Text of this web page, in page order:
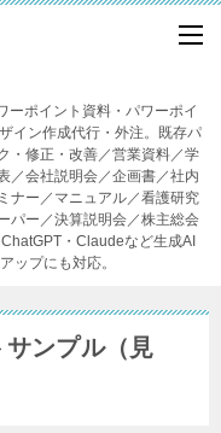
ーポイント資料・パワーポイ
イン作成代行・外注。既存パ
・修正・改善／営業資料／学
／会社説明会／企画書／社内
ナー／マニュアル／看護研究
パー／決算説明会／株主総会
・Claudeなど生成AI
ップにも対応。
ンプル（見